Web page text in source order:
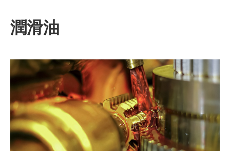
株式会社吾妻商会 会
社案内
製品・サービス
潤滑油
給油カード
コークス・鋳物
潤滑油